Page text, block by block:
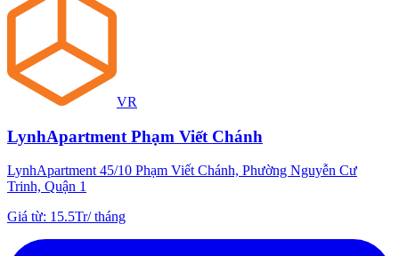
VR
LynhApartment Phạm Viết Chánh
LynhApartment 45/10 Phạm Viết Chánh, Phường Nguyễn Cư
Trinh, Quận 1
Giá từ: 15.5Tr/tháng